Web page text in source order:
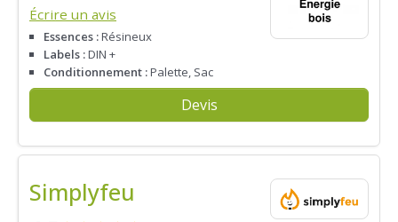
Écrire un avis
Essences :Résineux
Labels :DIN +
Conditionnement :Palette, Sac
Devis
Simplyfeu